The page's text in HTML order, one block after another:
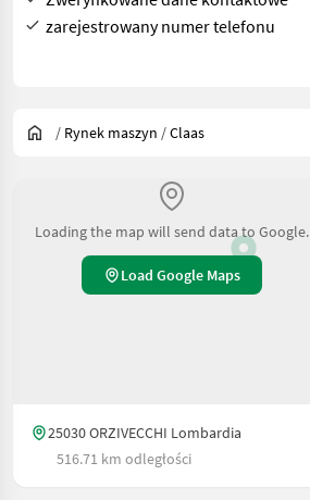
zarejestrowany numer telefonu
/ Rynek maszyn /Claas
Loading the map will send data to Google.
Load Google Maps
25030 ORZIVECCHI Lombardia
516.71 km odległości